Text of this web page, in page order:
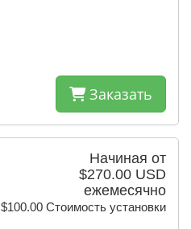
Заказать
Начиная от
$270.00 USD
ежемесячно
$100.00 Стоимость установки